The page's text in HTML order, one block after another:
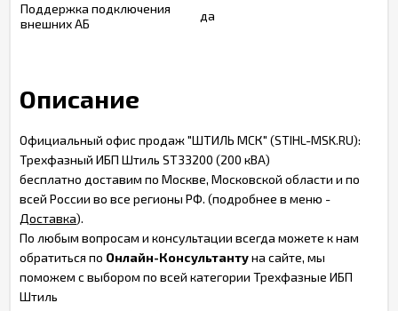
Поддержка подключения
внешних АБ
да
Описание
Официальный офис продаж "ШТИЛЬ МСК" (STIHL-MSK.RU):
Трехфазный ИБП Штиль ST33200 (200 кВА)
бесплатно доставим по Москве, Московской области и по
всей России во все регионы РФ. (подробнее в меню -
Доставка).
По любым вопросам и консультации всегда можете к нам
обратиться по Онлайн-Консультантуна сайте, мы
поможем с выбором по всей категории Трехфазные ИБП
Штиль